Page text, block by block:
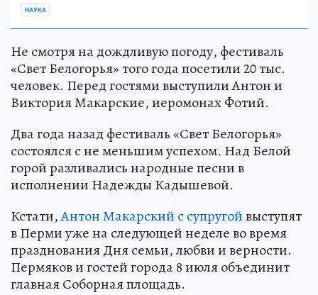
НАУКА
Не смотря на дождливую погоду, фестиваль
«Свет Белогорья» того года посетили 20 тыс.
человек. Перед гостями выступили Антон и
Виктория Макарские, иеромонах Фотий.
Два года назад фестиваль «Свет Белогорья»
состоялся с не меньшим успехом. Над Белой
горой разливались народные песни в
исполнении Надежды Кадышевой.
Кстати,Антон Макарский с супругойвыступят
в Перми уже на следующей неделе во время
празднования Дня семьи, любви и верности.
Пермяков и гостей города 8 июля объединит
главная Соборная площадь.